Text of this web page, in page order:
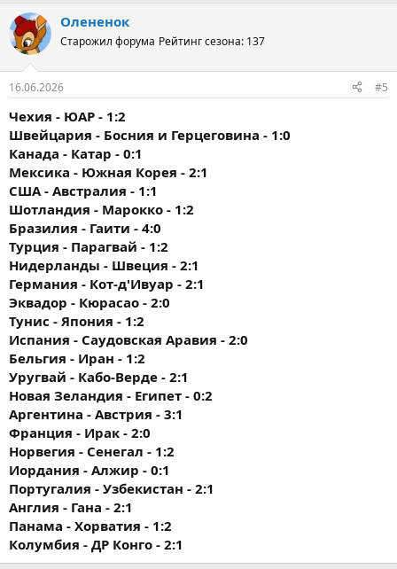
Олененок
Старожил форума Рейтинг сезона: 137
16.06.2026 #5
Чехия - ЮАР - 1:2
Швейцария - Босния и Герцеговина - 1:0
Канада - Катар - 0:1
Мексика - Южная Корея - 2:1
США - Австралия - 1:1
Шотландия - Марокко - 1:2
Бразилия - Гаити - 4:0
Турция - Парагвай - 1:2
Нидерланды - Швеция - 2:1
Германия - Кот-д'Ивуар - 2:1
Эквадор - Кюрасао - 2:0
Тунис - Япония - 1:2
Испания - Саудовская Аравия - 2:0
Бельгия - Иран - 1:2
Уругвай - Кабо-Верде - 2:1
Новая Зеландия - Египет - 0:2
Аргентина - Австрия - 3:1
Франция - Ирак - 2:0
Норвегия - Сенегал - 1:2
Иордания - Алжир - 0:1
Португалия - Узбекистан - 2:1
Англия - Гана - 2:1
Панама - Хорватия - 1:2
Колумбия - ДР Конго - 2:1